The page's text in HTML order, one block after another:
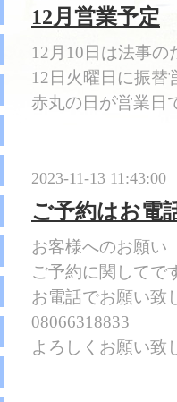
12月営業予定
12月10日は法事の
12日火曜日に振替
赤丸の日が営業日
2023-11-13 11:43:00
ご予約はお電
お客様へのお願い
ご予約に関してで
お電話でお願い致
08066318833
よろしくお願い致